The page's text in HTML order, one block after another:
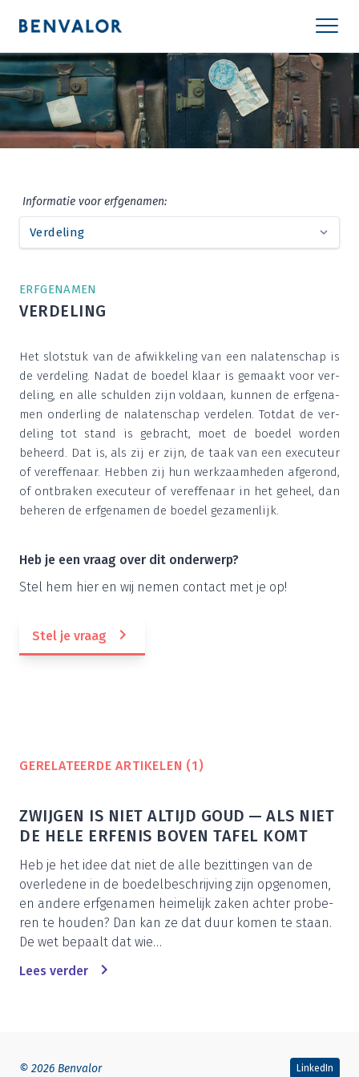
Infor­ma­tie voor erfgenamen:
ERF­GE­NA­MEN
VER­DE­LING
Het slot­stuk van de afwik­ke­ling van een nala­ten­schap is
de ver­de­ling. Nadat de boe­del klaar is gemaakt voor ver­
de­ling, en alle schul­den zijn vol­daan, kun­nen de erf­ge­na­
men onder­ling de nala­ten­schap ver­de­len. Tot­dat de ver­
de­ling tot stand is gebracht, moet de boe­del wor­den
beheerd. Dat is, als zij er zijn, de taak van een exe­cu­teur
of ver­ef­fe­naar. Heb­ben zij hun werk­zaam­he­den afge­rond,
of ont­bra­ken exe­cu­teur of ver­ef­fe­naar in het geheel, dan
behe­ren de erf­ge­na­men de boe­del gezamenlijk.
Heb je een vraag over dit onderwerp?
Stel hem hier en wij nemen con­tact met je op!
Stel je vraag
GERE­LA­TEER­DE ARTI­KE­LEN (1)
ZWIJ­GEN IS NIET ALTIJD GOUD — ALS NIET
DE HELE ERFE­NIS BOVEN TAFEL KOMT
Heb je het idee dat niet de alle bezit­tin­gen van de
over­le­de­ne in de boe­del­be­schrij­ving zijn opge­no­men,
en ande­re erf­ge­na­men hei­me­lijk zaken ach­ter pro­be­
ren te hou­den? Dan kan ze dat duur komen te staan.
De wet bepaalt dat wie…
Lees ver­der
© 2026 Benvalor LinkedIn